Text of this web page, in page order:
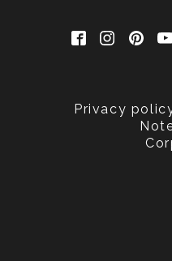
Privacy